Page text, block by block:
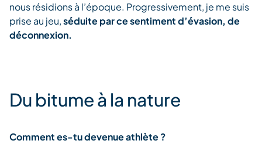
nous résidions à l’époque. Progressivement, je me suis
prise au jeu,séduitepar ce sentiment d’évasion, de
déconnexion.
Du bitume à la nature
Comment es-tu devenue athlète ?